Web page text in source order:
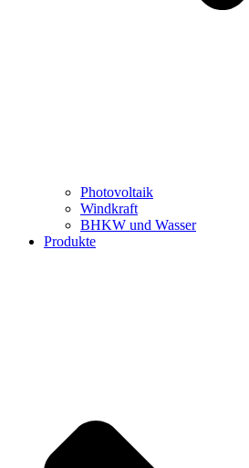
Photovoltaik
Windkraft
BHKW und Wasser
Produkte